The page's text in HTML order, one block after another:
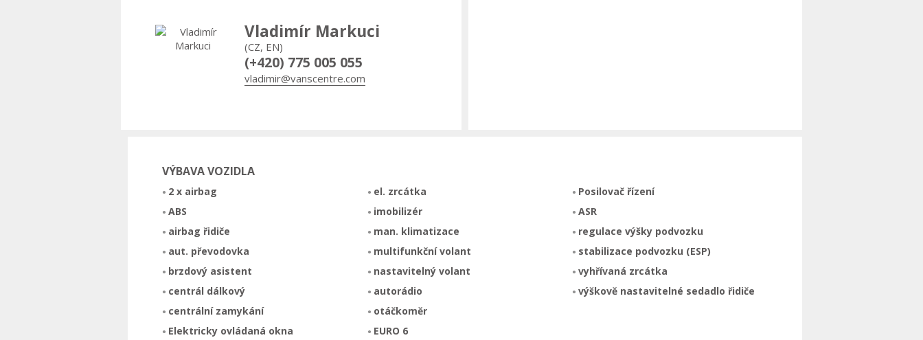
Vladimír Markuci
(CZ, EN)
(+420) 775 005 055
vladimir@vanscentre.com
VÝBAVA VOZIDLA
2 x airbag
ABS
airbag řidiče
aut. převodovka
brzdový asistent
centrál dálkový
centrální zamykání
Elektricky ovládaná okna
el. zrcátka
imobilizér
man. klimatizace
multifunkční volant
nastavitelný volant
autorádio
otáčkoměr
EURO 6
Posilovač řízení
ASR
regulace výšky podvozku
stabilizace podvozku (ESP)
vyhřívaná zrcátka
výškově nastavitelné sedadlo řidiče